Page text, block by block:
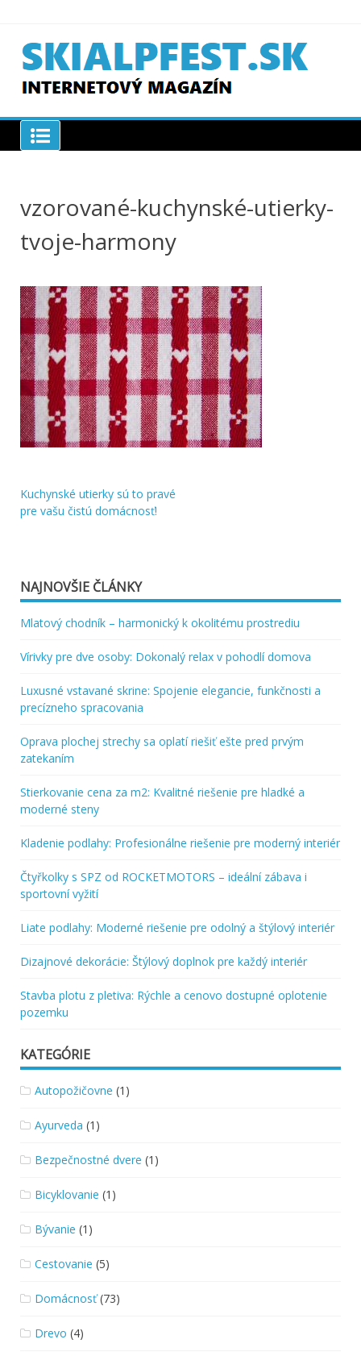
content
SKIAPLFEST.SK
vzorované-kuchynské-utierky-
tvoje-harmony
Navigácia
Kuchynské utierky sú to pravé
pre vašu čistú domácnosť!
NAJNOVŠIE ČLÁNKY
Mlatový chodník – harmonický k okolitému prostrediu
Vírivky pre dve osoby: Dokonalý relax v pohodlí domova
Luxusné vstavané skrine: Spojenie elegancie, funkčnosti a
precízneho spracovania
Oprava plochej strechy sa oplatí riešiť ešte pred prvým
zatekaním
Stierkovanie cena za m2: Kvalitné riešenie pre hladké a
moderné steny
Kladenie podlahy: Profesionálne riešenie pre moderný interiér
Čtyřkolky s SPZ od ROCKETMOTORS – ideální zábava i
sportovní vyžití
Liate podlahy: Moderné riešenie pre odolný a štýlový interiér
Dizajnové dekorácie: Štýlový doplnok pre každý interiér
Stavba plotu z pletiva: Rýchle a cenovo dostupné oplotenie
pozemku
KATEGÓRIE
Autopožičovne (1)
Ayurveda (1)
Bezpečnostné dvere (1)
Bicyklovanie (1)
Bývanie (1)
Cestovanie (5)
Domácnosť(73)
Drevo (4)